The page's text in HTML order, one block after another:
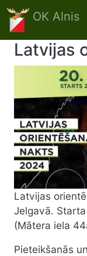
Skip to main content
OK Alnis
Latvijas
Latvijas
Jelgavā.
(Mātera iela
Pieteikšanās un